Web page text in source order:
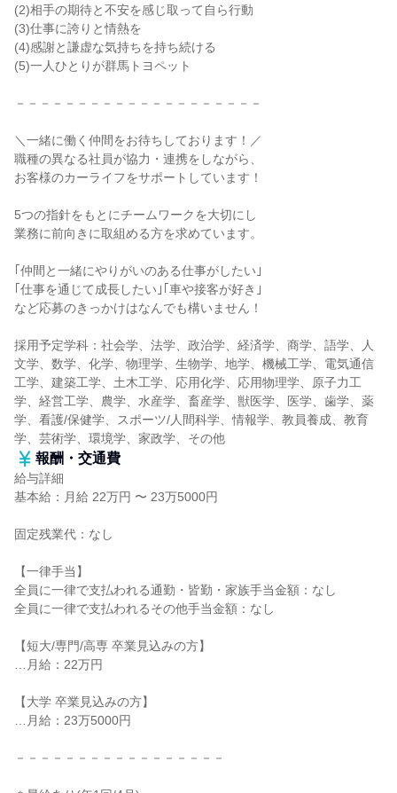
(2)相手の期待と不安を感じ取って自ら行動
(3)仕事に誇りと情熱を
(4)感謝と謙虚な気持ちを持ち続ける
(5)一人ひとりが群馬トヨペット
－－－－－－－－－－－－－－－－－－－－
＼一緒に働く仲間をお待ちしております！／
職種の異なる社員が協力・連携をしながら、
お客様のカーライフをサポートしています！
5つの指針をもとにチームワークを大切にし
業務に前向きに取組める方を求めています。
｢仲間と一緒にやりがいのある仕事がしたい｣
｢仕事を通じて成長したい｣｢車や接客が好き｣
など応募のきっかけはなんでも構いません！
採用予定学科：社会学、法学、政治学、経済学、商学、語学、人
文学、数学、化学、物理学、生物学、地学、機械工学、電気通信
工学、建築工学、土木工学、応用化学、応用物理学、原子力工
学、経営工学、農学、水産学、畜産学、獣医学、医学、歯学、薬
学、看護/保健学、スポーツ/人間科学、情報学、教員養成、教育
学、芸術学、環境学、家政学、その他
報酬・交通費
給与詳細
基本給：月給 22万円 〜 23万5000円
固定残業代：なし
【一律手当】
全員に一律で支払われる通勤・皆勤・家族手当金額：なし
全員に一律で支払われるその他手当金額：なし
【短大/専門/高専 卒業見込みの方】
…月給：22万円
【大学 卒業見込みの方】
…月給：23万5000円
－－－－－－－－－－－－－－－－－